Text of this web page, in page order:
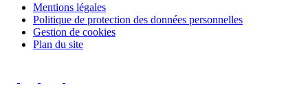
Mentions légales
Politique de protection des données personnelles
Gestion de cookies
Plan du site